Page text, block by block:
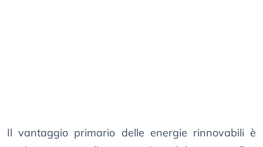
Il vantaggio primario delle energie rinnovabili è